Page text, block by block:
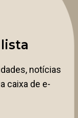
notícias
caixa de e-